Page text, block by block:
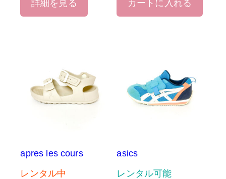
詳細を見る カートに入れる
apres les cours
レンタル中
asics
レンタル可能